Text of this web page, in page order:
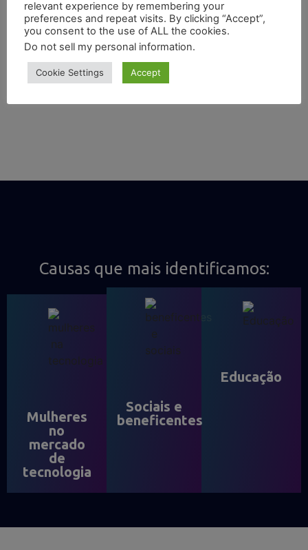
Causas que mais identificamos:
Mulheres
no
mercado
de
tecnologia
Sociais e
beneficentes
Educação
relevant experience by remembering your
preferences and repeat visits. By clicking “Accept”,
you consent to the use of ALL the cookies.
Do not sell my personal information.
Cookie Settings Accept